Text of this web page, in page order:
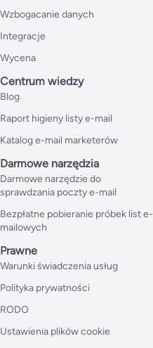
Wzbogacanie danych
Integracje
Wycena
Centrum wiedzy
Blog
Raport higieny listy e-mail
Katalog e-mail marketerów
Darmowe narzędzia
Darmowe narzędzie do
sprawdzania poczty e-mail
Bezpłatne pobieranie próbek list e-
mailowych
Prawne
Warunki świadczenia usług
Polityka prywatności
RODO
Ustawienia plików cookie